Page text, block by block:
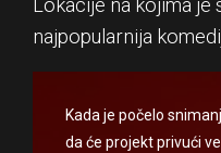
Lokacije na kojima je
najpopularnija
Kada je počelo
da će projekt privući